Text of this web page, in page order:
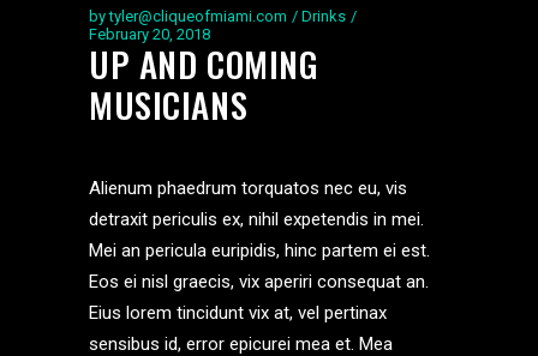
bytyler@cliqueofmiami.com
Drinks
February 20, 2018
UP AND COMING
MUSICIANS
Alienum phaedrum torquatos nec eu, vis
detraxit periculis ex, nihil expetendis in mei.
Mei an pericula euripidis, hinc partem ei est.
Eos ei nisl graecis, vix aperiri consequat an.
Eius lorem tincidunt vix at, vel pertinax
sensibus id, error epicurei mea et. Mea